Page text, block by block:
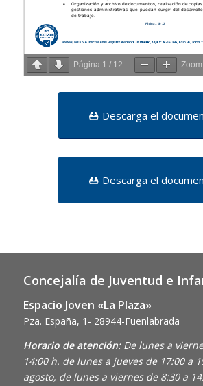
Página 1 / 12 Zoom
Descarga el
Descarga el
Concejalía de Juventud e
Espacio Joven «La Plaza»
Pza. España, 1- 28944-Fuenlabrada
Horario de atención: De lunes a
14:00 h. de lunes a jueves de 17:00 a
agosto, de lunes a viernes de 8:30 a